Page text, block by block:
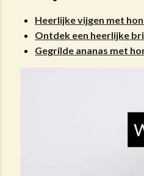
Heerlijke vijgen met
Ontdek een heerlijke
Gegrilde ananas met